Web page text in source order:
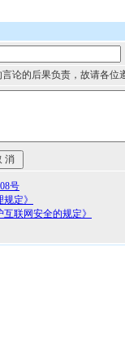
论的后果负责，故请各位
号
定》
联网安全的规定》